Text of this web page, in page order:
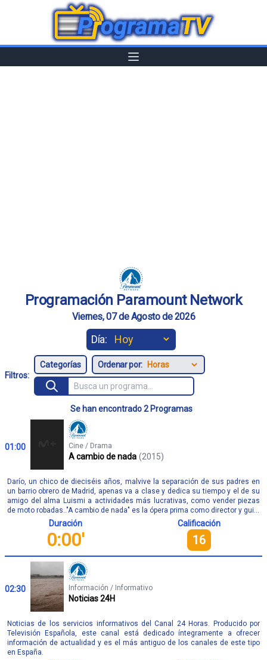
Programación Paramount Network
Viernes, 07 de Agosto de 2026
Día:
Filtros:
Ordenar por:
Se han encontrado 2 Programas
01:00 Cine / Drama
A cambio de nada (2015)
Darío, un chico de dieciséis años, malvive la separación de sus padres en
un barrio obrero de Madrid, apenas va a clase y dedica su tiempo y el de su
amigo del alma Luismi a actividades más lucrativas, como vender piezas
de moto robadas.."A cambio de nada" es la ópera prima como director y gui...
Duración
0:00'
Calificación
16
02:30 Información / Informativo
Noticias 24H
Noticias de los servicios informativos del Canal 24 Horas. Producido por
Televisión Española, este canal está dedicado íntegramente a ofrecer
información de actualidad y es el más antiguo de los canales de este tipo
en España.